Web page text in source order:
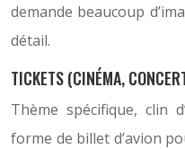
demande beaucoup
détail.
TICKETS (CINÉMA,
Thème spécifique, clin
forme de billet d’avion